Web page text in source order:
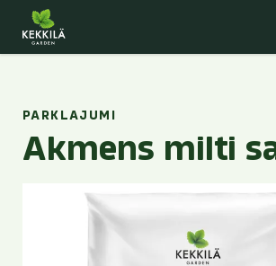
PARKLAJUMI
Akmens milti